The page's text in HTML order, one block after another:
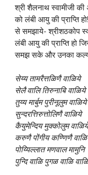
श्री शैलनाथ स्वामीजी की
को लंबी आयु की प्राप्ति
से समझाये- श्रीशठकोप
लंबी आयु की प्राप्ति हो
समझ सके और उनका
सेय्य तामरैत्तळिणैवाळिये
सेलै वालि तिरुनाबिवाळिये
तुय्य मार्बुम पुरीनूलुमवाळिये
सुन्दरत्तिरुत्तोलिणै वाळिये
कैयुमेन्दिय मुक्कोलुमवाळिये
करुणैपोंगीय कण्णिणै
पोय्यिल्लात मणवाल मामुनि
पुन्दिवाळि पुगळवाळि